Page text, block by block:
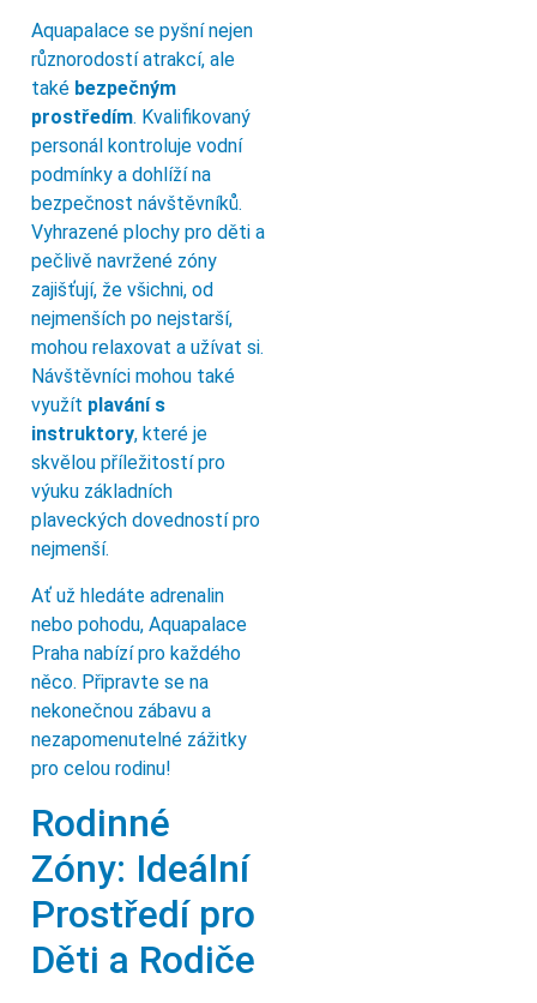
Aquapalace se pyšní nejen
různorodostí atrakcí, ale
také bezpečným
prostředím. Kvalifikovaný
personál kontroluje vodní
podmínky a dohlíží na
bezpečnost návštěvníků.
Vyhrazené plochy pro děti a
pečlivě navržené zóny
zajišťují, že všichni, od
nejmenších po nejstarší,
mohou relaxovat a užívat si.
Návštěvníci mohou také
využít plavání s
instruktory, které je
skvělou příležitostí pro
výuku základních
plaveckých dovedností pro
nejmenší.
Ať už hledáte adrenalin
nebo pohodu, Aquapalace
Praha nabízí pro každého
něco. Připravte se na
nekonečnou zábavu a
nezapomenutelné zážitky
pro celou rodinu!
Rodinné
Zóny: Ideální
Prostředí pro
Děti a Rodiče